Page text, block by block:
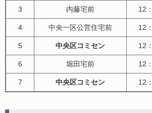
3 内藤宅前 12
4 中央一区公営住宅前 12
5 中央区コミセン 12
6 堀田宅前 12
7 中央区コミセン 12